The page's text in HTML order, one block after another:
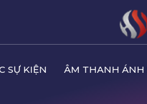
SỰ KIỆN ÂM THANH ÁNH